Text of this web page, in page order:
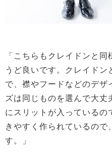
「こちらもクレイドンと
うど良いです。クレイド
で、襟やフードなどのデザ
ズは同じものを選んで大
にスリットが入っているの
きやすく作られているので
す。」